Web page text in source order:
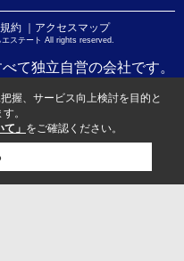
約 ｜アクセスマップ
ステート All rights reserved.
て独立自営の会社です。
握、サービス向上検討を目的と
。
」 をご確認ください。